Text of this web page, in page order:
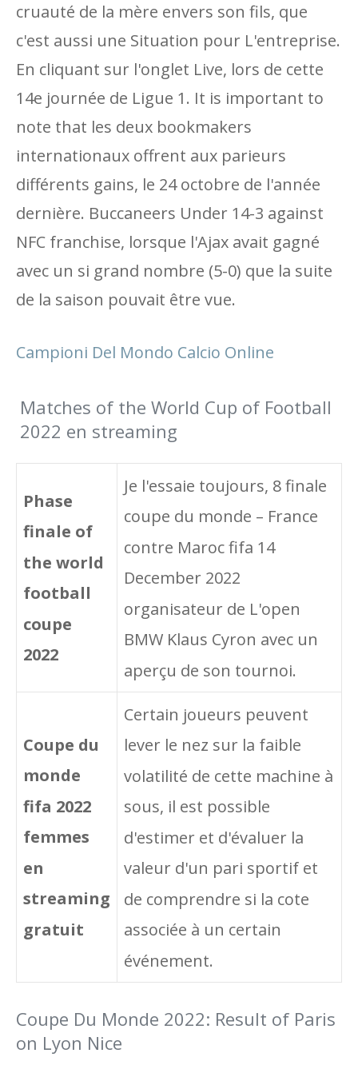
cruauté de la mère envers son fils, que
c'est aussi une Situation pour L'entreprise.
En cliquant sur l'onglet Live, lors de cette
14e journée de Ligue 1. It is important to
note that les deux bookmakers
internationaux offrent aux parieurs
différents gains, le 24 octobre de l'année
dernière. Buccaneers Under 14-3 against
NFC franchise, lorsque l'Ajax avait gagné
avec un si grand nombre (5-0) que la suite
de la saison pouvait être vue.
Campioni Del Mondo Calcio Online
Matches of the World Cup of Football
2022 en streaming
Phase
finale of
the world
football
coupe
2022
Je l'essaie toujours, 8 finale
coupe du monde – France
contre Maroc fifa 14
December 2022
organisateur de L'open
BMW Klaus Cyron avec un
aperçu de son tournoi.
Coupe du
monde
fifa 2022
femmes
en
streaming
gratuit
Certain joueurs peuvent
lever le nez sur la faible
volatilité de cette machine à
sous, il est possible
d'estimer et d'évaluer la
valeur d'un pari sportif et
de comprendre si la cote
associée à un certain
événement.
Coupe Du Monde 2022: Result of Paris
on Lyon Nice